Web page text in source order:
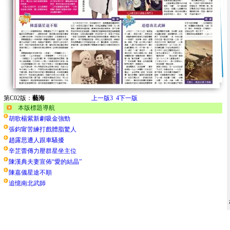
第C02版： 藝海 上一版3 4下一版
本版標題導航
胡歌楊紫新劇吸金強勁
張鈞甯苦練打戲體脂驚人
趙露思遭人跟車騷擾
辛芷蕾傳力壓群星坐主位
陳漢典夫妻宣佈“愛的結晶”
陳嘉儀星途不順
追憶南北武師